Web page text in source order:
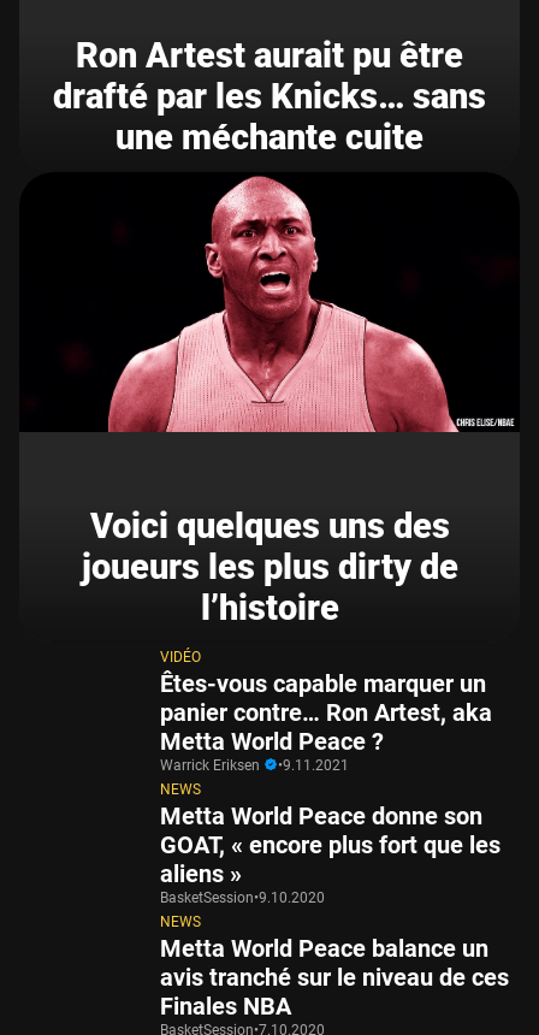
Ron Artest aurait pu être
drafté par les Knicks… sans
une méchante cuite
Voici quelques uns des
joueurs les plus dirty de
l’histoire
VIDÉO
Êtes-vous capable marquer un
panier contre… Ron Artest, aka
Metta World Peace ?
Warrick Eriksen •9.11.2021
NEWS
Metta World Peace donne son
GOAT, « encore plus fort que les
aliens »
BasketSession•9.10.2020
NEWS
Metta World Peace balance un
avis tranché sur le niveau de ces
Finales NBA
BasketSession•7.10.2020